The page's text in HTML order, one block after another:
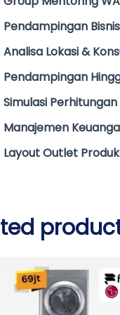
Pendampingan
Analisa Lokasi &
Pendampingan
Simulasi
Manajemen
Layout Outlet